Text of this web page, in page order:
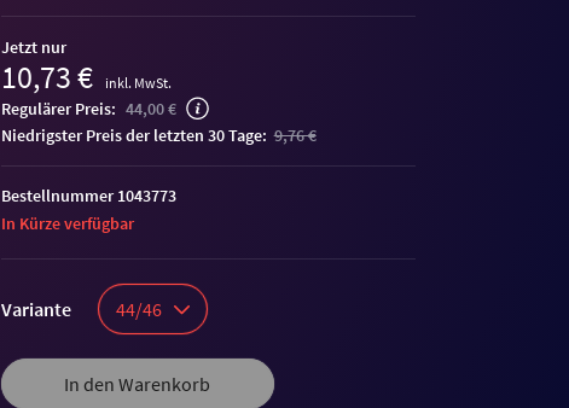
Jetzt nur
10,73 € inkl. MwSt.
Regulärer Preis: 44,00 €
niedrigster Preis der letzten 30 Tage: 9,76 €
Variante 44/46
In den Warenkorb
Bestellnummer 1043773
In Kürze verfügbar